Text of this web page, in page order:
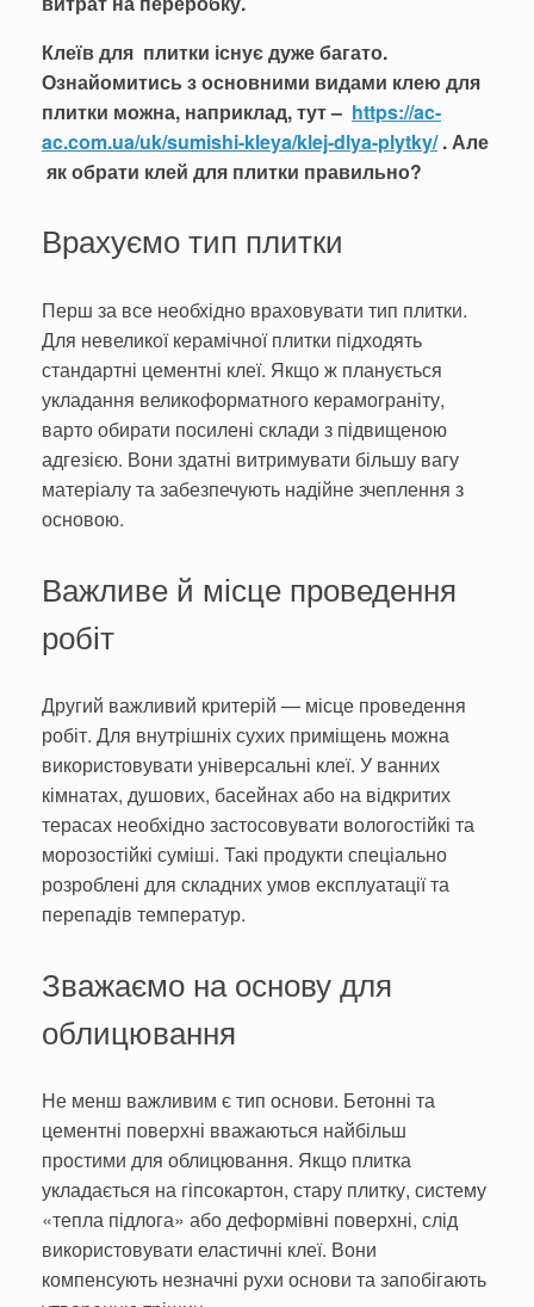
Клеїв для плитки існує дуже багато.
Ознайомитись з основними видами клею для
плитки можна, наприклад, тут – https://ac-
ac.com.ua/uk/sumishi-kleya/klej-dlya-plytky/. Але
як обрати клей для плитки правильно?
Врахуємо тип плитки
Перш за все необхідно враховувати тип плитки.
Для невеликої керамічної плитки підходять
стандартні цементні клеї. Якщо ж планується
укладання великоформатного керамограніту,
варто обирати посилені склади з підвищеною
адгезією. Вони здатні витримувати більшу вагу
матеріалу та забезпечують надійне зчеплення з
основою.
Важливе й місце проведення
робіт
Другий важливий критерій — місце проведення
робіт. Для внутрішніх сухих приміщень можна
використовувати універсальні клеї. У ванних
кімнатах, душових, басейнах або на відкритих
терасах необхідно застосовувати вологостійкі та
морозостійкі суміші. Такі продукти спеціально
розроблені для складних умов експлуатації та
перепадів температур.
Зважаємо на основу для
облицювання
Не менш важливим є тип основи. Бетонні та
цементні поверхні вважаються найбільш
простими для облицювання. Якщо плитка
укладається на гіпсокартон, стару плитку, систему
«тепла підлога» або деформівні поверхні, слід
використовувати еластичні клеї. Вони
компенсують незначні рухи основи та запобігають